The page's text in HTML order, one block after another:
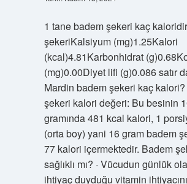
1 tane badem şekeri kaç
şekeriKalsiyum (mg)1.25Kalori
(kcal)4.81Karbonhidrat
(mg)0.00Diyet lifi (g)0.086 satır
Mardin badem şekeri kaç
şekeri kalori değeri: Bu besinin
gramında 481 kcal kalori, 1
(orta boy) yani 16 gram badem
77 kalori içermektedir. Badem
sağlıklı mı? · Vücudun günlük
ihtiyaç duyduğu vitamin